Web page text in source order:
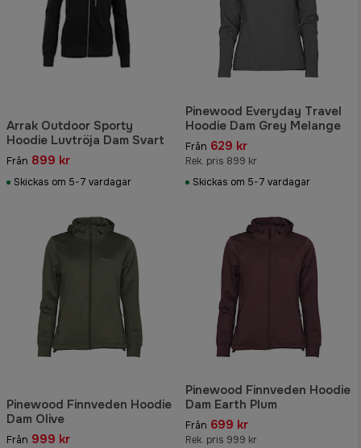
Arrak Outdoor Sporty
Hoodie Luvtröja Dam Svart
Från 899 kr
Skickas om 5-7 vardagar
Pinewood Everyday Travel
Hoodie Dam Grey Melange
Från 629 kr
Rek. pris 899 kr
Skickas om 5-7 vardagar
Pinewood Finnveden Hoodie
Dam Olive
Från 999 kr
Pinewood Finnveden Hoodie
Dam Earth Plum
Från 699 kr
Rek. pris 999 kr